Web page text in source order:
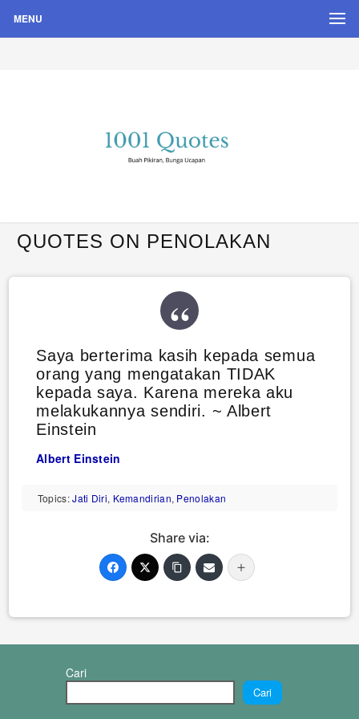
MENU
Quote Hari Puisi
QUOTES ON PENOLAKAN
Saya berterima kasih kepada semua
orang yang mengatakan TIDAK
kepada saya. Karena mereka aku
melakukannya sendiri. ~ Albert
Einstein
Albert Einstein
Topics:Jati Diri, Kemandirian, Penolakan
Share via:
Cari
Cari